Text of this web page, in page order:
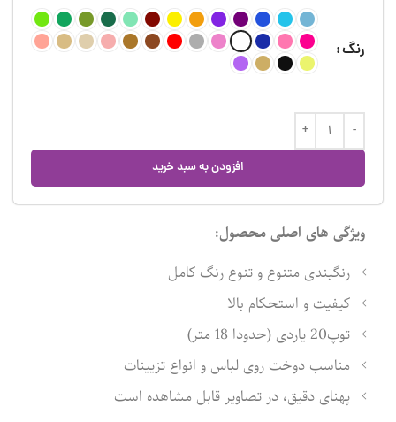
رنگ
افزودن به سبد خرید
ویژگی های اصلی محصول:
رنگبندی متنوع و تنوع رنگ کامل
کیفیت و استحکام بالا
توپ20 یاردی (حدودا 18 متر)
مناسب دوخت روی لباس و انواع تزیینات
پهنای دقیق، در تصاویر قابل مشاهده است